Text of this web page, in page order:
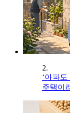
2.
‘아파
주택이